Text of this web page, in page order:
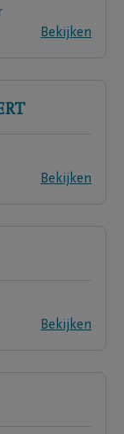
Bekijken
Bekijken
Bekijken